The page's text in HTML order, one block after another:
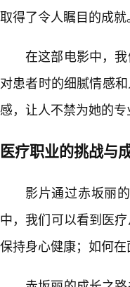
取得了令人瞩目的成就
在这部电影中，
对患者时的细腻情感
感，让人不禁为她的专
医疗职业的挑战与
影片通过赤坂丽
中，我们可以看到医
保持身心健康；如何